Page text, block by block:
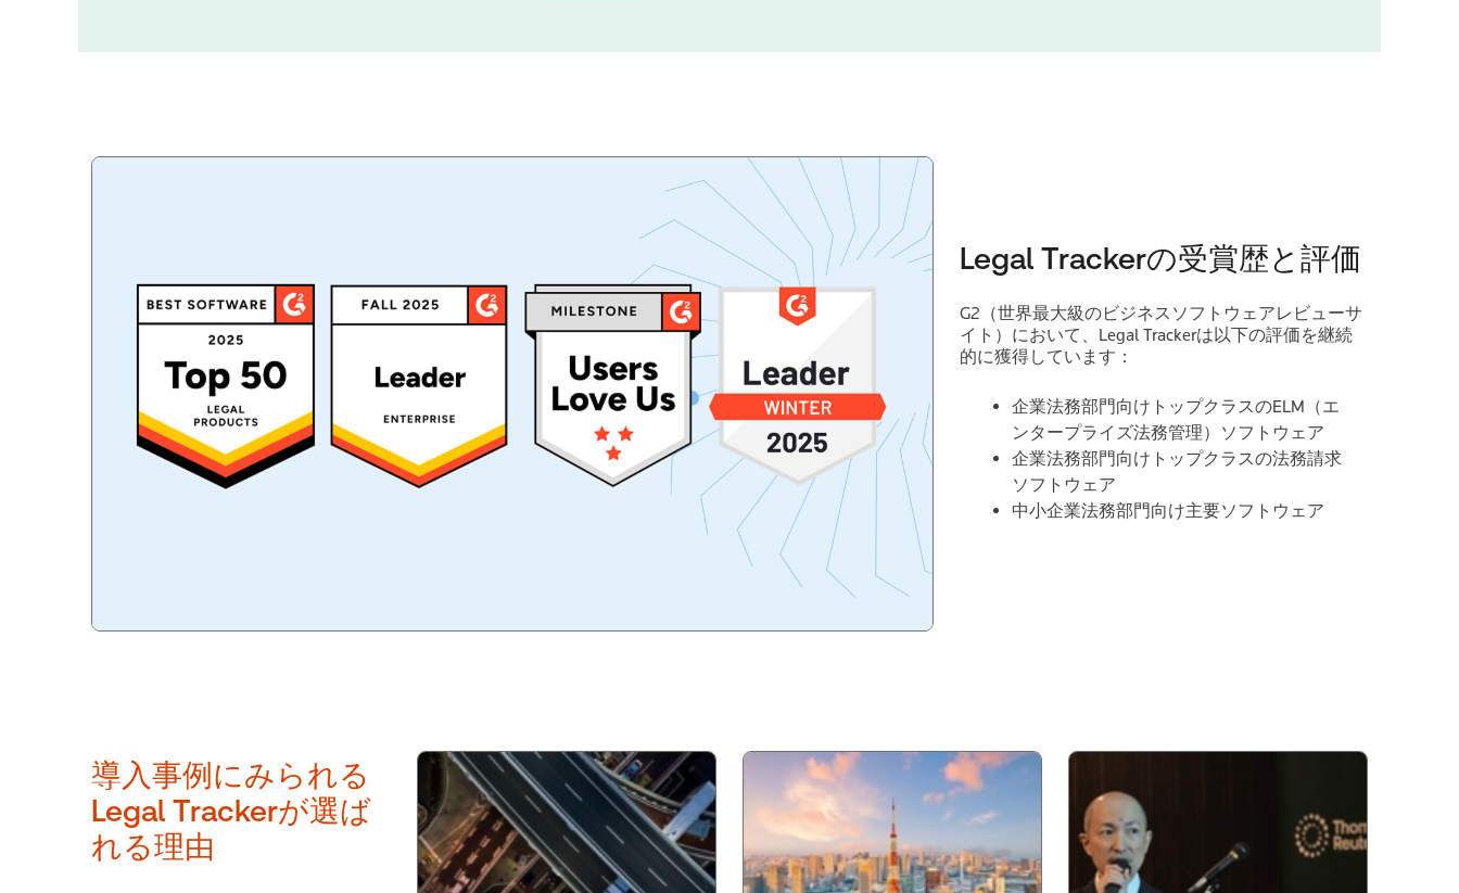
Legal Trackerの受賞歴と評価
G2（世界最大級のビジネスソフトウェアレビューサ
イト）において、Legal Trackerは以下の評価を継続
的に獲得しています：
企業法務部門向けトップクラスのELM（エ
ンタープライズ法務管理）ソフトウェア
企業法務部門向けトップクラスの法務請求
ソフトウェア
中小企業法務部門向け主要ソフトウェア
導入事例にみられる
Legal Trackerが選ば
れる理由